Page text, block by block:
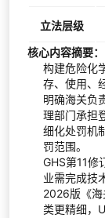
立法层级
核心内容摘要：
构建危险化
存、使用、
明确海关负
理部门承担
细化处罚机
罚范围。
GHS第11修
业需完成技
2026版《海
类更精细，